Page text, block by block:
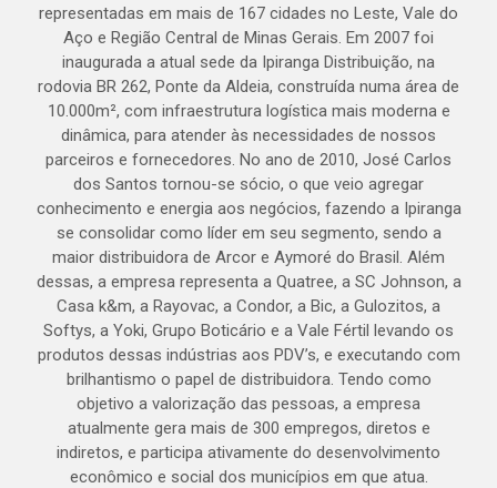
representadas em mais de 167 cidades no Leste, Vale do
Aço e Região Central de Minas Gerais. Em 2007 foi
inaugurada a atual sede da Ipiranga Distribuição, na
rodovia BR 262, Ponte da Aldeia, construída numa área de
10.000m², com infraestrutura logística mais moderna e
dinâmica, para atender às necessidades de nossos
parceiros e fornecedores. No ano de 2010, José Carlos
dos Santos tornou-se sócio, o que veio agregar
conhecimento e energia aos negócios, fazendo a Ipiranga
se consolidar como líder em seu segmento, sendo a
maior distribuidora de Arcor e Aymoré do Brasil. Além
dessas, a empresa representa a Quatree, a SC Johnson, a
Casa k&m, a Rayovac, a Condor, a Bic, a Gulozitos, a
Softys, a Yoki, Grupo Boticário e a Vale Fértil levando os
produtos dessas indústrias aos PDV’s, e executando com
brilhantismo o papel de distribuidora. Tendo como
objetivo a valorização das pessoas, a empresa
atualmente gera mais de 300 empregos, diretos e
indiretos, e participa ativamente do desenvolvimento
econômico e social dos municípios em que atua.